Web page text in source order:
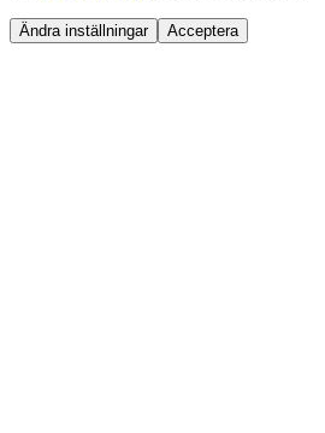
Ändra inställningar Acceptera